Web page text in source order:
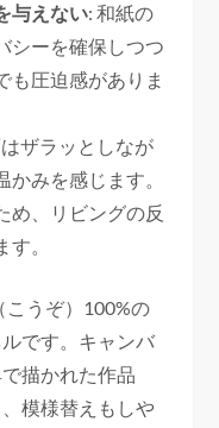
与えない: 和紙の
シーを確保しつつ
も圧迫感がありま
ザラッとしなが
みを感じます。
め、リビングの反
。
うぞ）100%の
です。キャンバ
描かれた作品
模様替えもしや